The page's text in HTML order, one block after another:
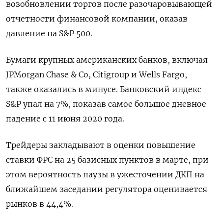
возобновлении торгов после разочаровывающей
отчетности финансовой компании, оказав
давление на S&P 500.
Бумаги крупных американских банков, включая
JPMorgan Chase & Co, Citigroup и Wells Fargo,
также оказались в минусе. Банковский индекс
S&P упал на 7%, показав самое большое дневное
падение с 11 июня 2020 года.
Трейдеры закладывают в оценки повышение
ставки ФРС на 25 базисных пунктов в марте, при
этом вероятность паузы в ужесточении ДКП на
ближайшем заседании регулятора оценивается
рынков в 44,4%.